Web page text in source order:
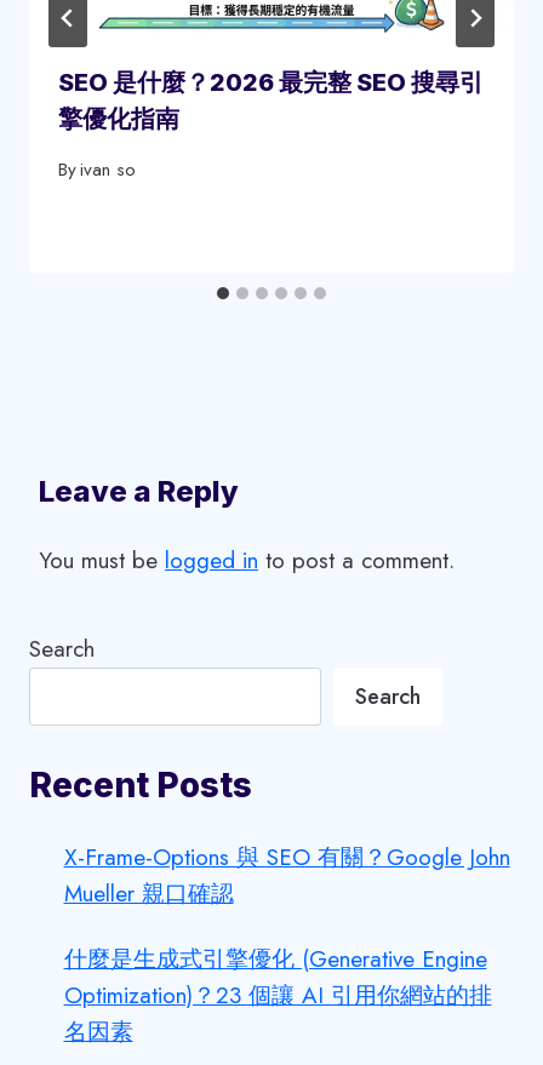
SEO 是什麼？2026 最完整 SEO 搜尋引
擎優化指南
Byivan so
Leave a Reply
You must be logged in to post a comment.
Search
Search
Recent Posts
X-Frame-Options 與 SEO 有關？Google John
Mueller 親口確認
什麼是生成式引擎優化 (Generative Engine
Optimization)？23 個讓 AI 引用你網站的排
名因素